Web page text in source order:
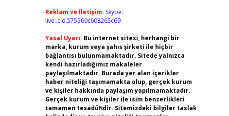
Reklam ve İletişim: Skype:
live:.cid.575569c608265c69
Yasal Uyarı: Bu internet sitesi, herhangi bir
marka, kurum veya şahıs şirketi ile hiçbir
bağlantısı bulunmamaktadır. Sitede yalnızca
kendi hazırladığımız makaleler
paylaşılmaktadır. Burada yer alan içerikler
haber niteliği taşımamakta olup, gerçek kurum
ve kişiler hakkında paylaşım yapılmamaktadır.
Gerçek kurum ve kişiler ile isim benzerlikleri
tamamen tesadüfidir. Sitemizdeki bilgiler taslak